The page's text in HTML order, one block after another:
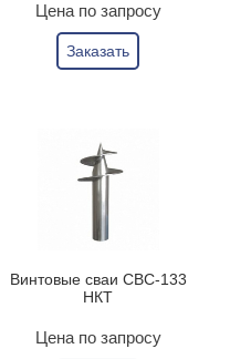
Цена по запросу
Заказать
Винтовые сваи СВС-133
НКТ
Цена по запросу